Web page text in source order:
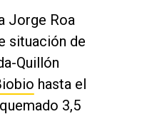
Jorge Roa
situación de
Quillón
hasta el
3,5